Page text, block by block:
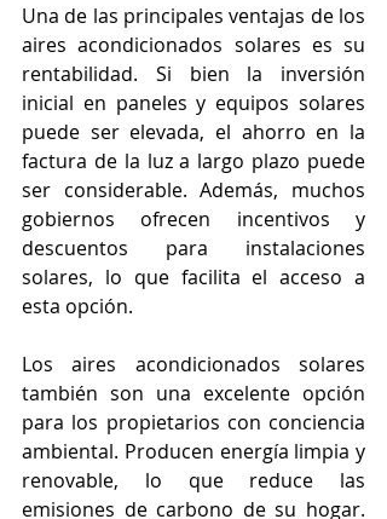
Una de las principales ventajas de los
aires acondicionados solares es su
rentabilidad. Si bien la inversión
inicial en paneles y equipos solares
puede ser elevada, el ahorro en la
factura de la luz a largo plazo puede
ser considerable. Además, muchos
gobiernos ofrecen incentivos y
descuentos para instalaciones
solares, lo que facilita el acceso a
esta opción.
Los aires acondicionados solares
también son una excelente opción
para los propietarios con conciencia
ambiental. Producen energía limpia y
renovable, lo que reduce las
emisiones de carbono de su hogar.